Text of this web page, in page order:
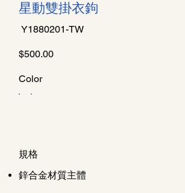
星動雙掛衣鉤
Y1880201-
Y1880201-TW
價
格
$500.00
Color
規格
鋅合金材質主體